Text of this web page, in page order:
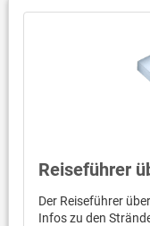
Reiseführer
Der Reiseführer
Infos zu den